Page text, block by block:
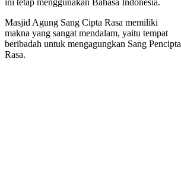
ini tetap menggunakan Bahasa Indonesia.
Masjid Agung Sang Cipta Rasa memiliki
makna yang sangat mendalam, yaitu tempat
beribadah untuk mengagungkan Sang Pencipta
Rasa.